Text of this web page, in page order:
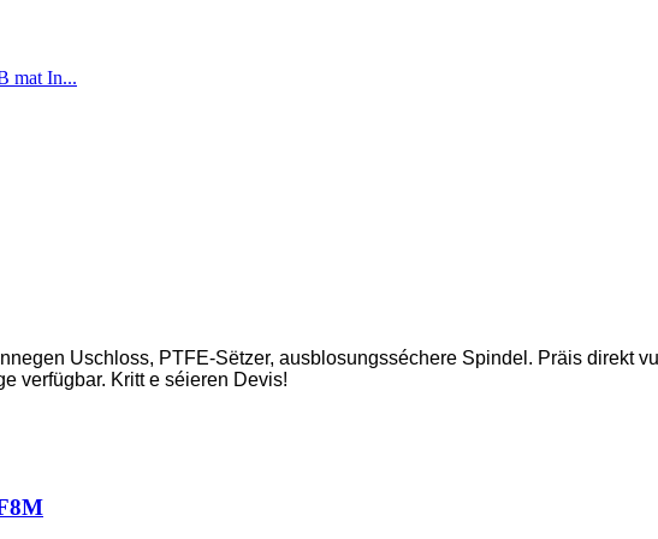
Uschloss, PTFE-Sëtzer, ausblosungsséchere Spindel. Präis direkt
verfügbar. Kritt e séieren Devis!